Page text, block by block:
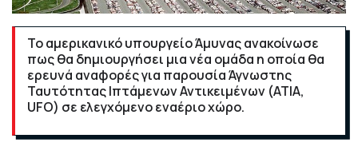
Το αμερικανικό υπουργείο Άμυνας ανακοίνωσε
πως θα δημιουργήσει μια νέα ομάδα η οποία θα
ερευνά αναφορές για παρουσία Άγνωστης
Ταυτότητας Ιπτάμενων Αντικειμένων (ΑΤΙΑ,
UFO) σε ελεγχόμενο εναέριο χώρο.